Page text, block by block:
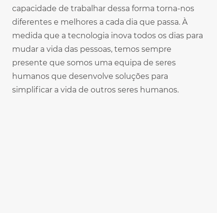
capacidade de trabalhar dessa forma torna-nos
diferentes e melhores a cada dia que passa. À
medida que a tecnologia inova todos os dias para
mudar a vida das pessoas, temos sempre
presente que somos uma equipa de seres
humanos que desenvolve soluções para
simplificar a vida de outros seres humanos.